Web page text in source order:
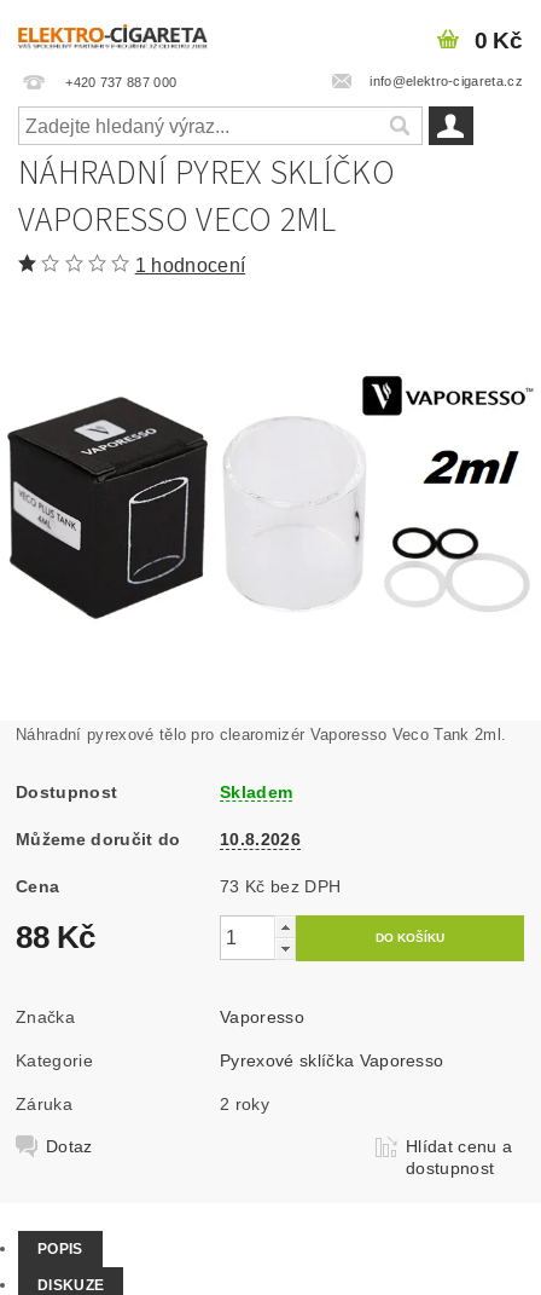
+420 737 887 000 info@elektro-cigareta.cz
0 Kč
NÁHRADNÍ PYREX SKLÍČKO
VAPORESSO VECO 2ML
1 hodnocení
Náhradní pyrexové tělo pro clearomizér Vaporesso Veco Tank 2ml.
Dostupnost Skladem
Můžeme doručit do 10.8.2026
Cena 73 Kč bez DPH
88 Kč
Značka Vaporesso
Kategorie Pyrexové sklíčka Vaporesso
Záruka 2 roky
Dotaz
Hlídat cenu a
dostupnost
POPIS
DISKUZE